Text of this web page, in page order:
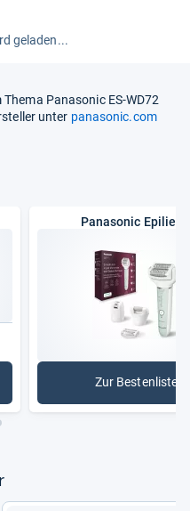
geladen...
Panasonic ES-WD72
unter panasonic.com
Panasonic
Zur Bestenliste
: